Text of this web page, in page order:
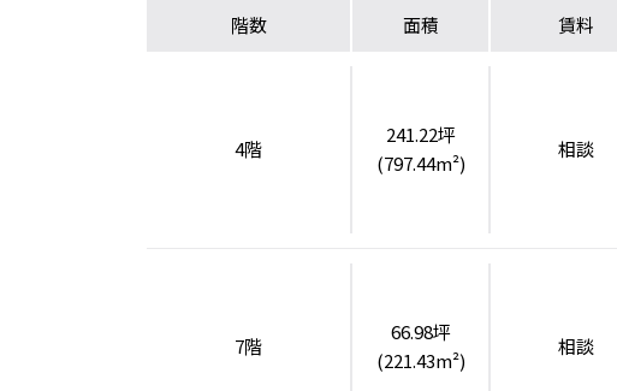
階数 面積 賃料
4階
241.22坪
(797.44m²)
相談
7階
66.98坪
(221.43m²)
相談